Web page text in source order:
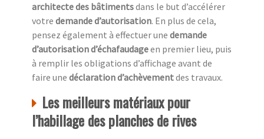
architecte des bâtimentsdans le but d’accélérer
votre demande d’autorisation. En plus de cela,
pensez également à effectuer une demande
d’autorisation d’échafaudageen premier lieu, puis
à remplir les obligations d’affichage avant de
faire une déclaration d’achèvementdes travaux.
Les meilleurs matériaux pour
l’habillage des planches de rives